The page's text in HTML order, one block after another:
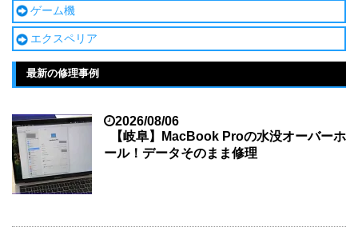
ゲーム機
エクスペリア
最新の修理事例
2026/08/06
【岐阜】MacBook Proの水没オーバーホ
ール！データそのまま修理